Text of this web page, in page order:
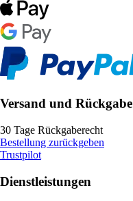
Versand und Rückgabe
30 Tage Rückgaberecht
Bestellung zurückgeben
Trustpilot
Dienstleistungen